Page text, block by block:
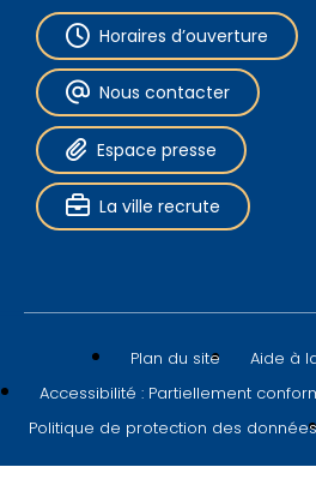
Horaires d’ouverture
Nous contacter
Espace presse
La ville recrute
Plan du site
Aide à
Accessibilité : Partiellement
Politique de protection des données